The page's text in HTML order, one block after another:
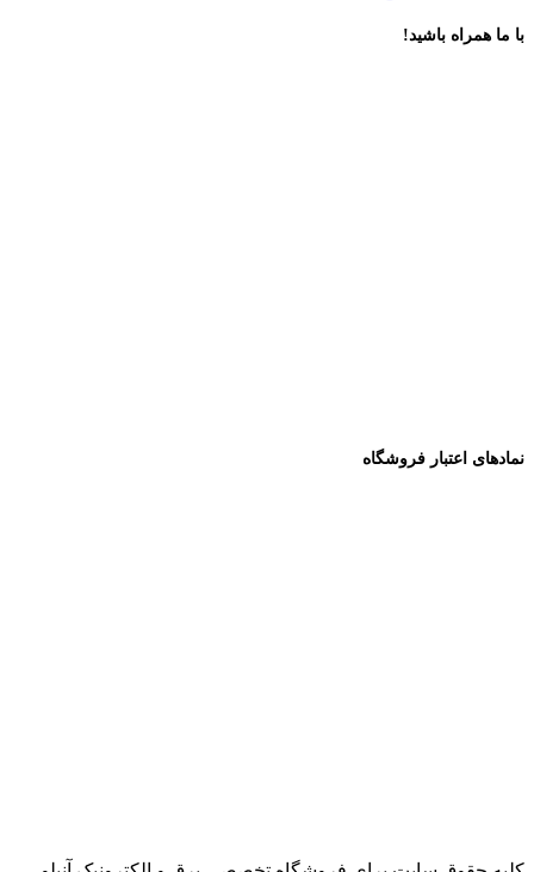
با ما همراه باشید!
نمادهای اعتبار فروشگاه